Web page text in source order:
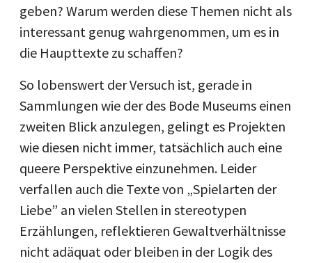
geben? Warum werden diese Themen nicht als
interessant genug wahrgenommen, um es in
die Haupttexte zu schaffen?
So lobenswert der Versuch ist, gerade in
Sammlungen wie der des Bode Museums einen
zweiten Blick anzulegen, gelingt es Projekten
wie diesen nicht immer, tatsächlich auch eine
queere Perspektive einzunehmen. Leider
verfallen auch die Texte von „Spielarten der
Liebe” an vielen Stellen in stereotypen
Erzählungen, reflektieren Gewaltverhältnisse
nicht adäquat oder bleiben in der Logik des